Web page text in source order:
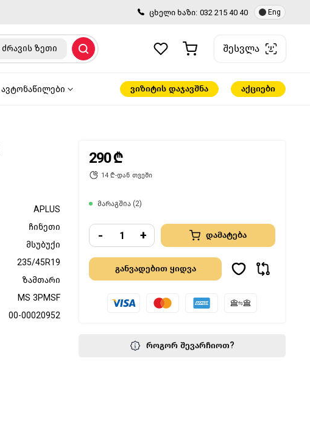
ცხელი ხაზი: 032 215 40 40 Eng
ძრავის ზეთი შესვლა
ავტონაწილები ვიზიტის დაჯავშნა აქციები
290 ₾
14 ₾-დან თვეში
მარაგშია (2)
- + დამატება
როგორ შევარჩიოთ?
APLUS
ჩინეთი
მსუბუქი
235/45R19
ზამთარი
MS 3PMSF
00-00020952